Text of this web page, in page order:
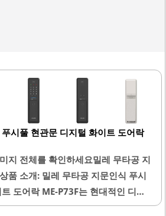
시풀 현관문 디지털 화이트 도어락
지 전체를 확인하세요밀레 무타공 지
품 소개: 밀레 무타공 지문인식 푸시
도어락 ME-P73F는 현대적인 디자
춘 제품입니다. 이 도어락은 무타공